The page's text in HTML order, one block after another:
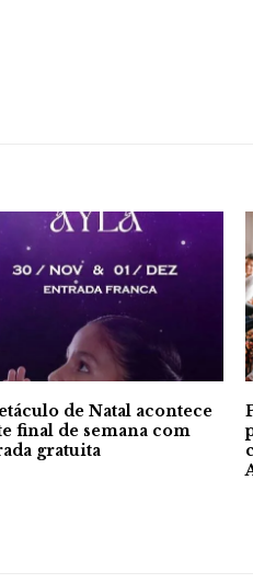
de Natal acontece
final de semana com
gratuita